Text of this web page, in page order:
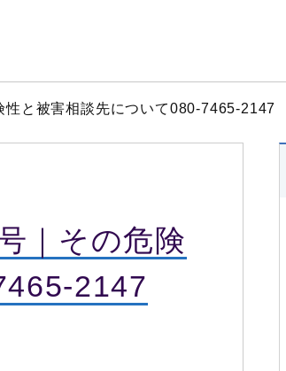
と被害相談先について080-7465-2147
｜その危険
2147